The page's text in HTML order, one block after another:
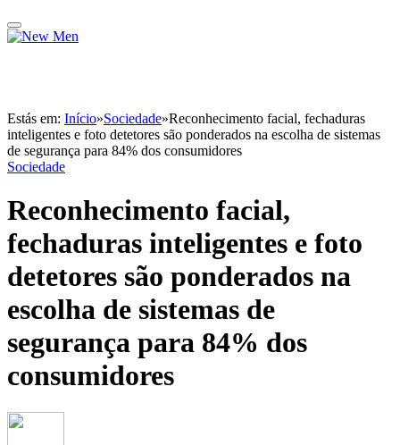
Estás em: Início»Sociedade»Reconhecimento facial, fechaduras
inteligentes e foto detetores são ponderados na escolha de sistemas
de segurança para 84% dos consumidores
Sociedade
Reconhecimento facial,
fechaduras inteligentes e foto
detetores são ponderados na
escolha de sistemas de
segurança para 84% dos
consumidores